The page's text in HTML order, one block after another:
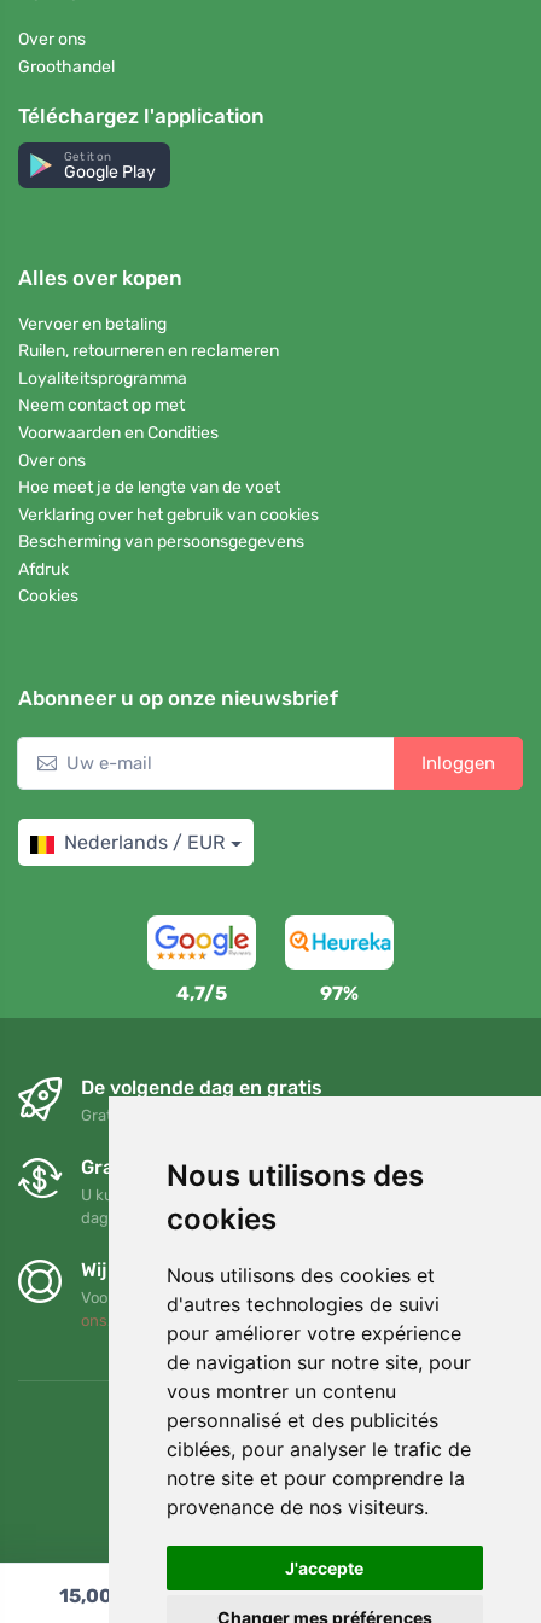
Nous utilisons des
cookies
Nous utilisons des cookies et
d'autres technologies de suivi
pour améliorer votre expérience
de navigation sur notre site, pour
vous montrer un contenu
personnalisé et des publicités
ciblées, pour analyser le trafic de
notre site et pour comprendre la
provenance de nos visiteurs.
J'accepte
Changer mes préférences
Over ons
Groothandel
Téléchargez l'application
Get it on
Google Play
Alles over kopen
Vervoer en betaling
Ruilen, retourneren en reclameren
Loyaliteitsprogramma
Neem contact op met
Voorwaarden en Condities
Over ons
Hoe meet je de lengte van de voet
Verklaring over het gebruik van cookies
Bescherming van persoonsgegevens
Afdruk
Cookies
Abonneer u op onze nieuwsbrief
Inloggen
Nederlands / EUR
4,7/5 97%
De volgende dag en gratis
Gratis verzending voor bestellingen boven 95 EUR
Gratis ruilen en retourneren
U kunt uw bestelling op elk gewenst moment binnen 90
dagen retourneren of ruilen
Wij steunen Trees.org
Voor elke bestelling planten we een boom! Lees meer
ons
15,00 In winkelwagen